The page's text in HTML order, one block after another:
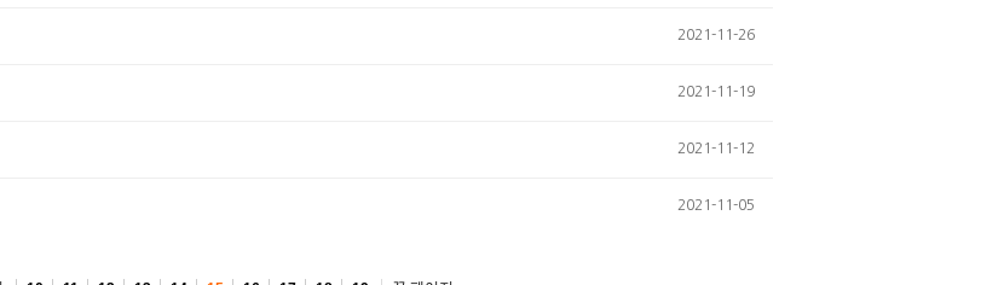
2021-11-26
2021-11-19
2021-11-12
2021-11-05